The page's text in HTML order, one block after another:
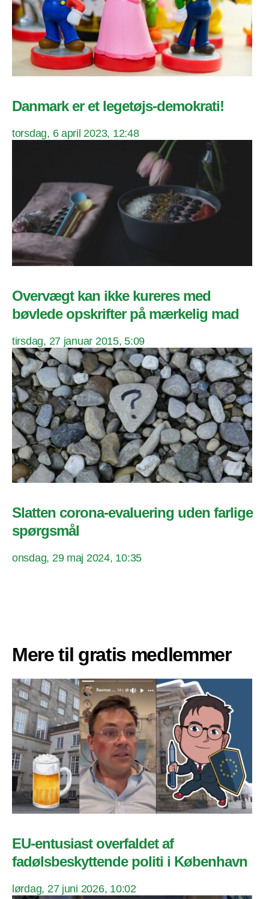
Danmark er et legetøjs-demokrati!
torsdag, 6 april 2023, 12:48
Overvægt kan ikke kureres med
bøvlede opskrifter på mærkelig mad
tirsdag, 27 januar 2015, 5:09
Slatten corona-evaluering uden farlige
spørgsmål
onsdag, 29 maj 2024, 10:35
Mere til gratis medlemmer
EU-entusiast overfaldet af
fadølsbeskyttende politi i København
lørdag, 27 juni 2026, 10:02